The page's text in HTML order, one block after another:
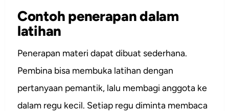
Contoh penerapan dalam
latihan
Penerapan materi dapat dibuat sederhana.
Pembina bisa membuka latihan dengan
pertanyaan pemantik, lalu membagi anggota ke
dalam regu kecil. Setiap regu diminta membaca